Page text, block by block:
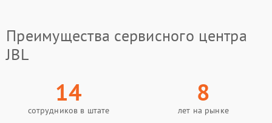
Преимущества сервисного центра
JBL
14
сотрудников в штате
8
лет на рынке